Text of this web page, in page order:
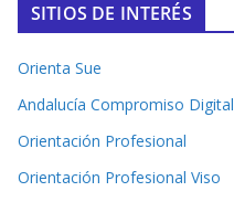
SITIOS DE INTERÉS
Orienta Sue
Andalucía Compromiso Digital
Orientación Profesional
Orientación Profesional Viso